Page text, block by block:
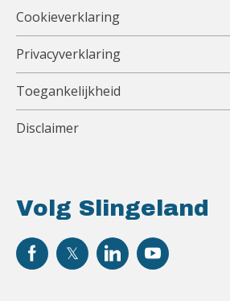
Volg Slingeland
Cookieverklaring
Privacyverklaring
Toegankelijkheid
Disclaimer